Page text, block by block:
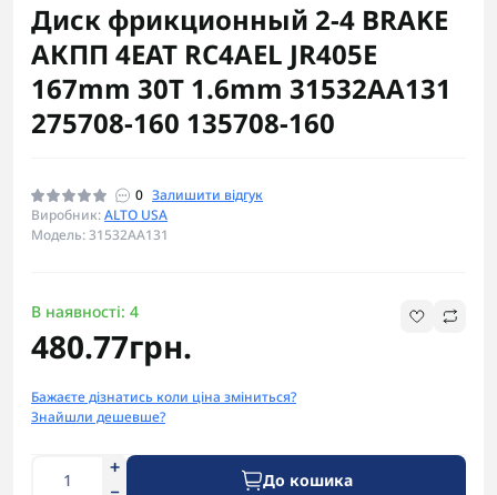
Диск фрикционный 2-4 BRAKE
АКПП 4EAT RC4AEL JR405E
167mm 30T 1.6mm 31532AA131
275708-160 135708-160
0 Залишити відгук
Виробник:ALTO USA
Модель: 31532AA131
В наявності: 4
480.77грн.
Бажаєте дізнатись коли ціна зміниться?
Знайшли дешевше?
До кошика